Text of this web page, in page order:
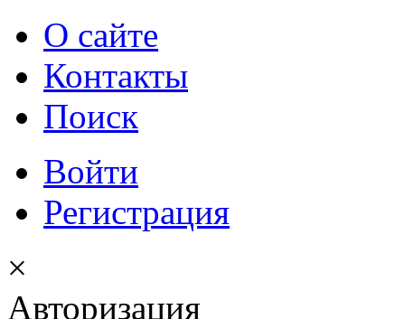
О сайте
Контакты
Поиск
Войти
Регистрация
×
Авторизация